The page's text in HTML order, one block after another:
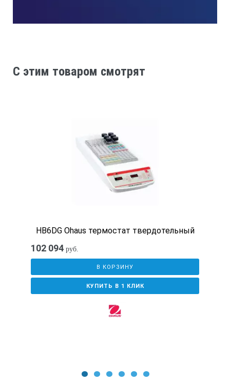
нет
Таймер
Алюминий с керамическим покрытием
C этим товаром смотрят
HB6DG Ohaus термостат твердотельный
102 094 руб.
В КОРЗИНУ
КУПИТЬ В 1 КЛИК